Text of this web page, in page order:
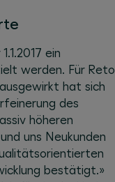
ein
werden. Für Reto
hat sich
des
höheren
uns Neukunden
bestätigt.»